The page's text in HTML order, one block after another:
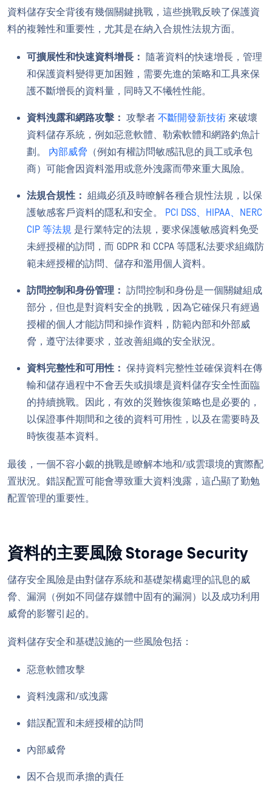
資料儲存安全背後有幾個關鍵挑戰，這些挑戰反映了保護資
料的複雜性和重要性，尤其是在納入合規性法規方面。
可擴展性和快速資料增長：
隨著資料的快速增長，管理
和保護資料變得更加困難，需要先進的策略和工具來保
護不斷增長的資料量，同時又不犧牲性能。
資料洩露和網路攻擊： 攻擊者 不斷開發新技術 來破壞
資料儲存系統，例如惡意軟體、勒索軟體和網路釣魚計
劃。
內部威脅 （例如有權訪問敏感訊息的員工或承包
商）可能會因資料濫用或意外洩露而帶來重大風險。
法規合規性： 組織必須及時瞭解各種合規性法規，以保
護敏感客戶資料的隱私和安全。
PCI DSS、HIPAA、NERC
CIP 等法規 是行業特定的法規，要求保護敏感資料免受
未經授權的訪問，而 GDPR 和 CCPA 等隱私法要求組織防
範未經授權的訪問、儲存和濫用個人資料。
訪問控制和身份管理： 訪問控制和身份是一個關鍵組成
部分，但也是對資料安全的挑戰，因為它確保只有經過
授權的個人才能訪問和操作資料，防範內部和外部威
脅，遵守法律要求，並改善組織的安全狀況。
資料完整性和可用性： 保持資料完整性並確保資料在傳
輸和儲存過程中不會丟失或損壞是資料儲存安全性面臨
的持續挑戰。因此，有效的災難恢復策略也是必要的，
以保證事件期間和之後的資料可用性，以及在需要時及
時恢復基本資料。
最後，一個不容小覷的挑戰是瞭解本地和/或雲環境的實際配
置狀況。錯誤配置可能會導致重大資料洩露，這凸顯了勤勉
配置管理的重要性。
資料的主要風險 Storage Security
儲存安全風險是由對儲存系統和基礎架構處理的訊息的威
脅、漏洞（例如不同儲存媒體中固有的漏洞）以及成功利用
威脅的影響引起的。
資料儲存安全和基礎設施的一些風險包括：
惡意軟體攻擊
資料洩露和/或洩露
錯誤配置和未經授權的訪問
內部威脅
因不合規而承擔的責任